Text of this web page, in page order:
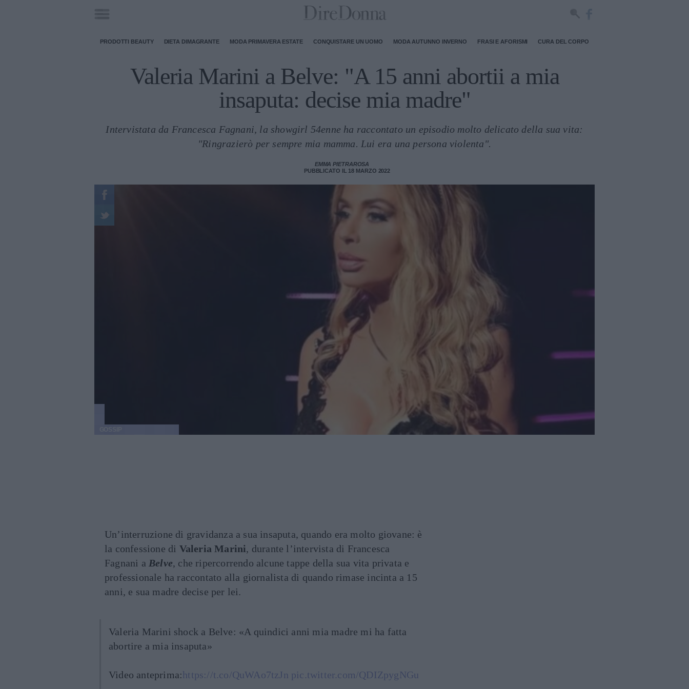
PRODOTTI BEAUTY DIETA DIMAGRANTE MODA PRIMAVERA ESTATE CONQUISTARE UN UOMO MODA AUTUNNO INVERNO FRASI E AFORISMI CURA DEL CORPO
Valeria Marini a Belve: "A 15 anni abortii a mia
insaputa: decise mia madre"
Intervistata da Francesca Fagnani, la showgirl 54enne ha raccontato un episodio molto delicato della sua vita:
"Ringrazierò per sempre mia mamma. Lui era una persona violenta".
EMMA PIETRAROSA
PUBBLICATO IL 18 MARZO 2022
Un’interruzione di gravidanza a sua insaputa, quando era molto giovane: è
la confessione di Valeria Marini, durante l’intervista di Francesca
Fagnani a Belve, che ripercorrendo alcune tappe della sua vita privata e
professionale ha raccontato alla giornalista di quando rimase incinta a 15
anni, e sua madre decise per lei.
Valeria Marini shock a Belve: «A quindici anni mia madre mi ha fatta
abortire a mia insaputa»
Video anteprima:https://t.co/QuWAo7tzJn pic.twitter.com/QDIZpygNGu